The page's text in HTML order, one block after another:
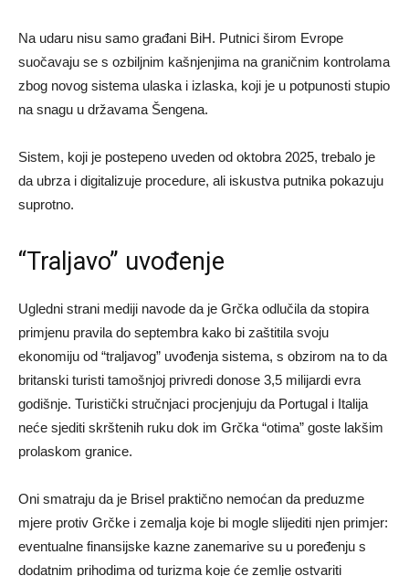
Na udaru nisu samo građani BiH. Putnici širom Evrope
suočavaju se s ozbiljnim kašnjenjima na graničnim kontrolama
zbog novog sistema ulaska i izlaska, koji je u potpunosti stupio
na snagu u državama Šengena.
Sistem, koji je postepeno uveden od oktobra 2025, trebalo je
da ubrza i digitalizuje procedure, ali iskustva putnika pokazuju
suprotno.
“Traljavo” uvođenje
Ugledni strani mediji navode da je Grčka odlučila da stopira
primjenu pravila do septembra kako bi zaštitila svoju
ekonomiju od “traljavog” uvođenja sistema, s obzirom na to da
britanski turisti tamošnjoj privredi donose 3,5 milijardi evra
godišnje. Turistički stručnjaci procjenjuju da Portugal i Italija
neće sjediti skrštenih ruku dok im Grčka “otima” goste lakšim
prolaskom granice.
Oni smatraju da je Brisel praktično nemoćan da preduzme
mjere protiv Grčke i zemalja koje bi mogle slijediti njen primjer:
eventualne finansijske kazne zanemarive su u poređenju s
dodatnim prihodima od turizma koje će zemlje ostvariti